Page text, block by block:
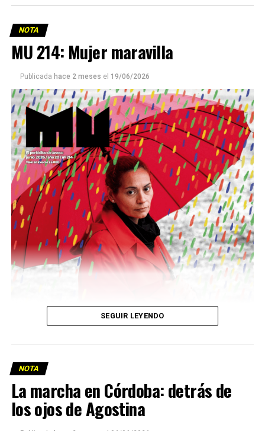
Este número 215 de MU ☝️viene con doble tapa, que
podría ser una frase:
Sin chamuyo, a remarla.
Descargar la Mu en PDF
Viaje a la vida en el Delta: Y la nave
NOTA
MU 214: Mujer maravilla
Publicada hace 2 meses el 19/06/2026
SEGUIR LEYENDO
NOTA
La marcha en Córdoba: detrás de
los ojos de Agostina